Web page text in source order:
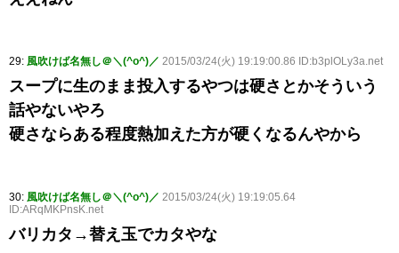
29: 風吹けば名無し＠＼(^o^)／ 2015/03/24(火) 19:19:00.86 ID:b3plOLy3a.net
スープに生のまま投入するやつは硬さとかそういう
話やないやろ
硬さならある程度熱加えた方が硬くなるんやから
30: 風吹けば名無し＠＼(^o^)／ 2015/03/24(火) 19:19:05.64
ID:ARqMKPnsK.net
バリカタ→替え玉でカタやな